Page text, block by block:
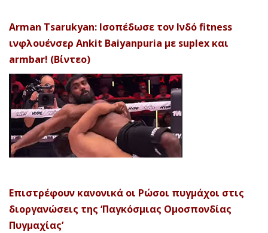
Arman Tsarukyan: Ισοπέδωσε τον Ινδό fitness
ινφλουένσερ Ankit Baiyanpuria με suplex και
armbar! (Βίντεο)
Επιστρέφουν κανονικά οι Ρώσοι πυγμάχοι στις
διοργανώσεις της ‘Παγκόσμιας Ομοσπονδίας
Πυγμαχίας’